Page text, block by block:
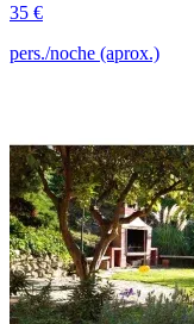
35 €
pers./noche (aprox.)